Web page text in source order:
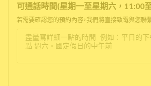
可通話時間(星期一至星期六，11:00
若需要確認您的預約內容，我們將直接致電與您聯繫